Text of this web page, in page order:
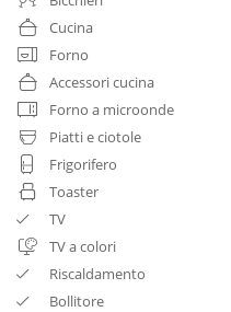
Cucina
Forno
Accessori cucina
Forno a microonde
Piatti e ciotole
Frigorifero
Toaster
TV
TV a colori
Riscaldamento
Bollitore